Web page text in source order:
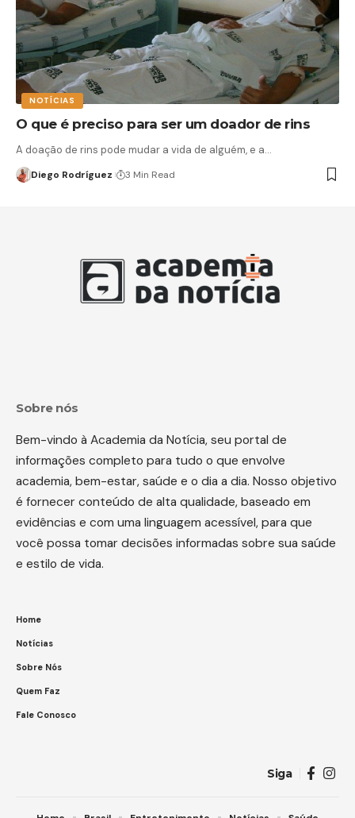
NOTÍCIAS
O que é preciso para ser um doador de rins
A doação de rins pode mudar a vida de alguém, e a…
Diego Rodríguez 3 Min Read
Sobre nós
Bem-vindo à Academia da Notícia, seu portal de
informações completo para tudo o que envolve
academia, bem-estar, saúde e o dia a dia. Nosso objetivo
é fornecer conteúdo de alta qualidade, baseado em
evidências e com uma linguagem acessível, para que
você possa tomar decisões informadas sobre sua saúde
e estilo de vida.
Home
Notícias
Sobre Nós
Quem Faz
Fale Conosco
Siga